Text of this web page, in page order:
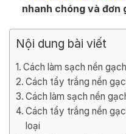
nhanh chóng và đơn
Nội dung bài viết
Cách làm sạch nền
Cách tẩy trắng nền
Cách làm sạch nền
Cách tẩy trắng nền
loại